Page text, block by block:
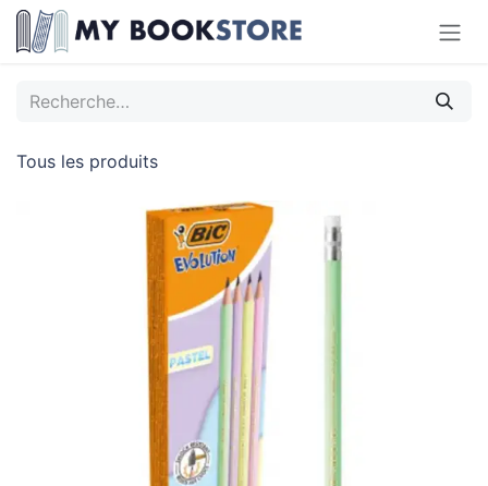
Se rendre au contenu
Tous les produits